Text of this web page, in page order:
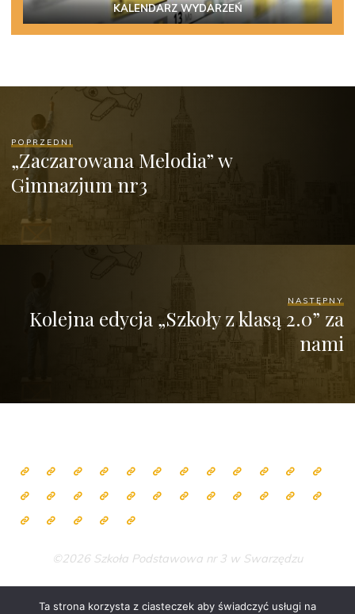
KALENDARZ WYDARZEŃ
POPRZEDNI
„Zaczarowana Melodia” w
Gimnazjum nr3
NASTĘPNY
Kolejna edycja „Szkoły z klasą 2.0” za
nami
©2026 Szkoła Podstawowa nr 3 w Swarzędzu
Ta strona korzysta z ciasteczek aby świadczyć usługi na